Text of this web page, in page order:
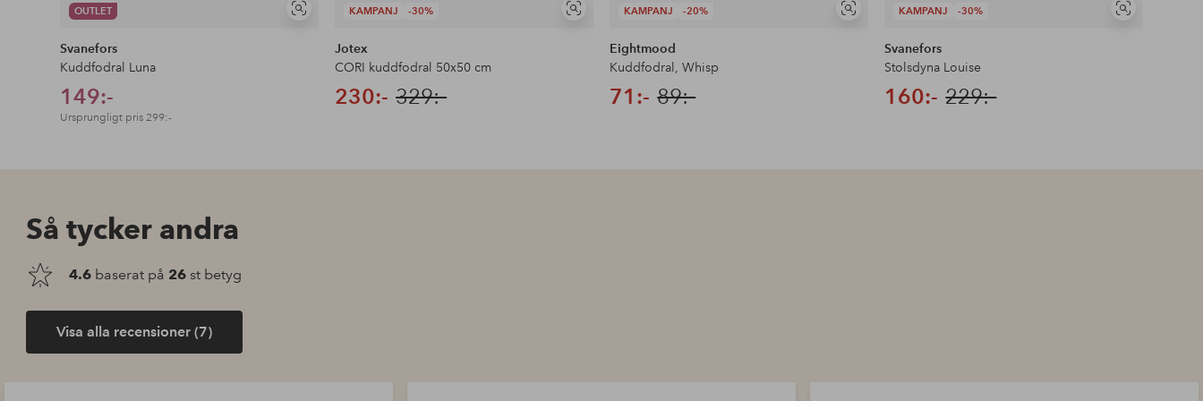
OUTLET
Visa
Svanefors
Kuddfodral Luna
149:-
Ursprungligt pris299:-
KAMPANJ -30%
Visa
Jotex
CORI kuddfodral 50x50 cm
230:- 329:-
KAMPANJ -20%
Visa
Eightmood
Kuddfodral, Whisp
71:- 89:-
KAMPANJ -30%
Visa
Svanefors
Stolsdyna Louise
160:- 229:-
Så tycker andra
4.6 baserat på 26 st betyg
Visa alla recensioner (7)